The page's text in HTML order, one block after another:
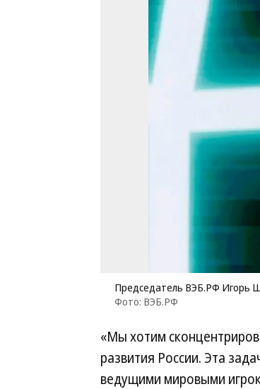
Председатель ВЭБ.РФ Игорь
Фото: ВЭБ.РФ
«Мы хотим
развития России. Эта
ведущими мировыми